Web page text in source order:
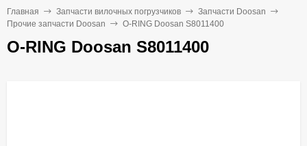
Главная Запчасти вилочных погрузчиков
Запчасти Doosan
Прочие запчасти Doosan
O-RING Doosan S8011400
O-RING Doosan S8011400